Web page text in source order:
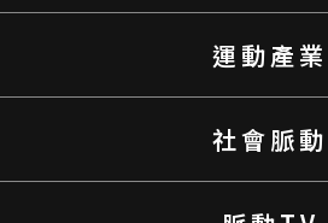
運動產業
社會脈動